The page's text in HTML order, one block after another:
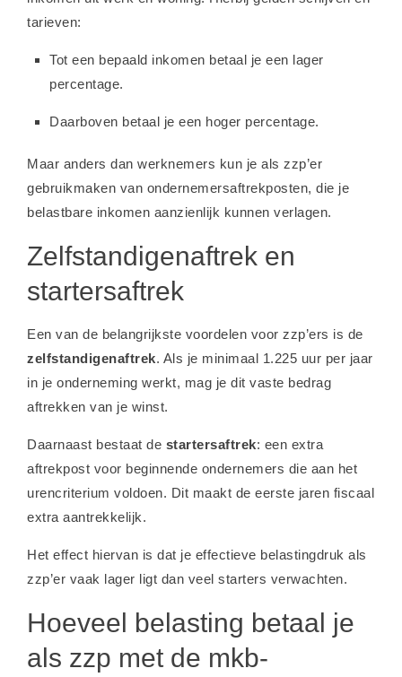
tarieven:
Tot een bepaald inkomen betaal je een lager
percentage.
Daarboven betaal je een hoger percentage.
Maar anders dan werknemers kun je als zzp’er
gebruikmaken van ondernemersaftrekposten, die je
belastbare inkomen aanzienlijk kunnen verlagen.
Zelfstandigenaftrek en
startersaftrek
Een van de belangrijkste voordelen voor zzp’ers is de
zelfstandigenaftrek. Als je minimaal 1.225 uur per jaar
in je onderneming werkt, mag je dit vaste bedrag
aftrekken van je winst.
Daarnaast bestaat de startersaftrek: een extra
aftrekpost voor beginnende ondernemers die aan het
urencriterium voldoen. Dit maakt de eerste jaren fiscaal
extra aantrekkelijk.
Het effect hiervan is dat je effectieve belastingdruk als
zzp’er vaak lager ligt dan veel starters verwachten.
Hoeveel belasting betaal je
als zzp met de mkb-